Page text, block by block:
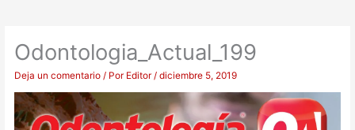
Odontologia_Actual_199
Deja un comentario / Por Editor/diciembre 5, 2019